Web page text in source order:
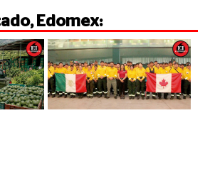
, Edomex: